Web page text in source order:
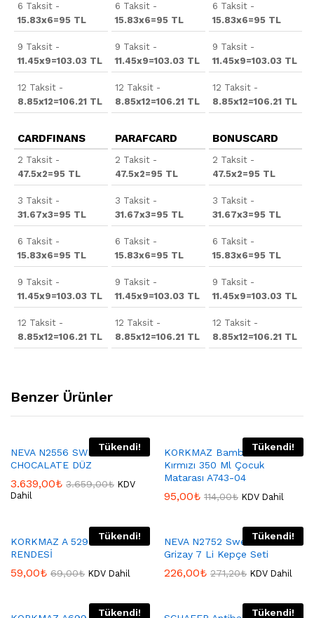
6 Taksit -
15.83x6=95 TL
9 Taksit -
11.45x9=103.03 TL
12 Taksit -
8.85x12=106.21 TL
6 Taksit -
15.83x6=95 TL
9 Taksit -
11.45x9=103.03 TL
12 Taksit -
8.85x12=106.21 TL
6 Taksit -
15.83x6=95 TL
9 Taksit -
11.45x9=103.03 TL
12 Taksit -
8.85x12=106.21 TL
CARDFINANS
2 Taksit -
47.5x2=95 TL
3 Taksit -
31.67x3=95 TL
6 Taksit -
15.83x6=95 TL
9 Taksit -
11.45x9=103.03 TL
12 Taksit -
8.85x12=106.21 TL
PARAFCARD
2 Taksit -
47.5x2=95 TL
3 Taksit -
31.67x3=95 TL
6 Taksit -
15.83x6=95 TL
9 Taksit -
11.45x9=103.03 TL
12 Taksit -
8.85x12=106.21 TL
BONUSCARD
2 Taksit -
47.5x2=95 TL
3 Taksit -
31.67x3=95 TL
6 Taksit -
15.83x6=95 TL
9 Taksit -
11.45x9=103.03 TL
12 Taksit -
8.85x12=106.21 TL
Benzer Ürünler
Tükendi!
NEVA N2556 SWEET ROSE
CHOCALATE DÜZ
3.639,00₺ 3.659,00₺ KDV
Dahil
Tükendi!
KORKMAZ Bambino Plus
Kırmızı 350 Ml Çocuk
Matarası A743-04
95,00₺ 114,00₺ KDV Dahil
Tükendi!
KORKMAZ A 529 PEYNİR
RENDESİ
59,00₺ 69,00₺ KDV Dahil
Tükendi!
NEVA N2752 Sweet Premıum
Grizay 7 Li Kepçe Seti
226,00₺ 271,20₺ KDV Dahil
Tükendi! Tükendi!